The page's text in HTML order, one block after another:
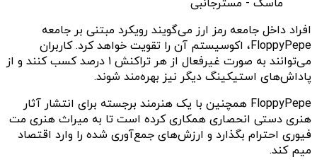
افراد داخل جامعه رمز ارز می‌گویند رویکرد مبتنی بر جامعه
FloppyPepe، اکوسیستم آن را تقویت خواهد کرد. کاربران
می‌توانند به صورت غیرفعال از هر تراکنش ۱ درصد کسب کنند و از
پاداش‌های استیکینگ دیگر نیز بهره‌مند شوند.
FloppyPepe همچنین با یک هنرمند برجسته برای انتشار آثار
هنری دستی انحصاری همکاری کرده است تا به میراث هنری مت
فیوری احترام بگذارد و ارزش‌های جمع‌آوری شده را وارد اقتصاد
میم کند.